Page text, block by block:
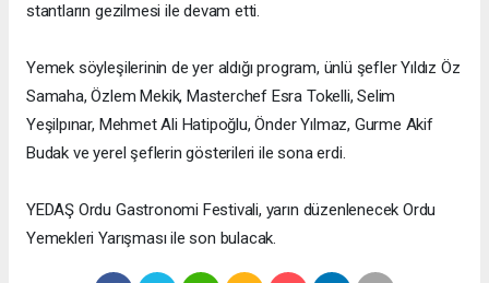
stantların gezilmesi ile devam etti.
Yemek söyleşilerinin de yer aldığı program, ünlü şefler Yıldız Öz
Samaha, Özlem Mekik, Masterchef Esra Tokelli, Selim
Yeşilpınar, Mehmet Ali Hatipoğlu, Önder Yılmaz, Gurme Akif
Budak ve yerel şeflerin gösterileri ile sona erdi.
YEDAŞ Ordu Gastronomi Festivali, yarın düzenlenecek Ordu
Yemekleri Yarışması ile son bulacak.